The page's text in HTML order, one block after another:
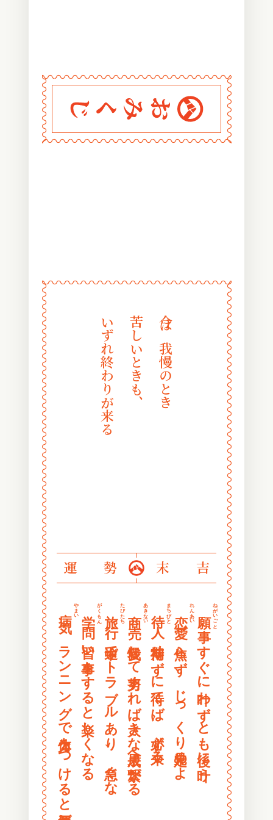
おみくじ堂
〰〰〰〰〰〰〰〰〰〰〰〰
〰〰〰〰〰〰〰〰〰〰〰〰
〰
〰
〰
〰
〰
〰
〰
〰
今は我慢のとき
苦しいときも、
いずれ終わりが来る
運勢 末吉
ねがいごと
すぐに叶わずとも後に叶う
れんあい
焦らず、じっくり見定めよ
まちびと
期待せずに待てば、必ず来る
あきない
我慢して努力すれば大きな成果へ繋がる
たびたち
途中でトラブルあり、急ぐな
がくもん
習い事をすると楽しくなる
やまい
ランニングで体力をつけると運気が上がる
〰〰〰〰〰〰〰〰〰〰〰〰〰
〰
〰
〰
〰
〰
〰
〰
〰
〰
〰
〰
〰
〰
〰
〰
〰
〰
〰
〰
〰
〰
〰
〰
〰
〰
〰
〰
〰
〰
〰
〰
〰
〰
〰
〰
〰
〰
〰
〰
〰
〰
〰
〰
〰
〰
〰
〰
〰
〰
〰
〰
〰
〰
〰
〰
〰
〰
〰
〰
〰
〰
〰
〰
〰